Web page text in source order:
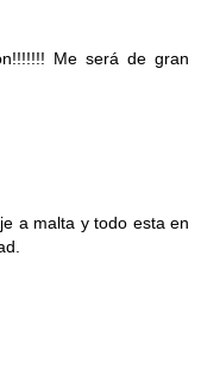
Me será de gran
a malta y todo esta en